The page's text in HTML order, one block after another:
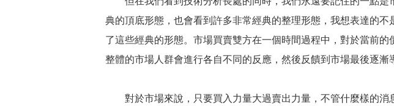
典的頂底形態，也會看到許多非常經典的整理形態，我想表達的
了這些經典的形態。市場買賣雙方在一個時間過程中，對於當前
整體的市場人群會進行各自不同的反應，然後反饋到市場最後逐漸
對於市場來說，只要買入力量大過賣出力量，不管什麼樣的消